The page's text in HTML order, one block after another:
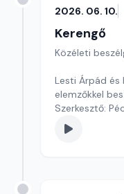
2026. 06. 10.
Kerengő
Közéleti
Lesti Árpád és
elemzőkkel
Szerkesztő: